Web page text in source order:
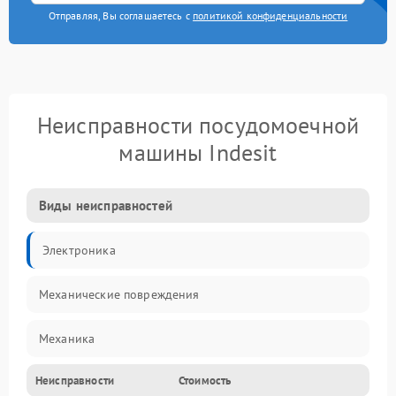
Отправляя, Вы соглашаетесь с политикой конфиденциальности
Неисправности посудомоечной
машины Indesit
Виды неисправностей
Электроника
Механические повреждения
Механика
Управление
Неисправности Стоимость